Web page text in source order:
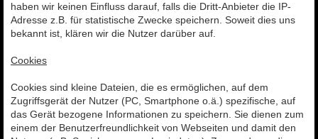
haben wir keinen Einfluss darauf, falls die Dritt-Anbieter die IP-
Adresse z.B. für statistische Zwecke speichern. Soweit dies uns
bekannt ist, klären wir die Nutzer darüber auf.
Cookies
Cookies sind kleine Dateien, die es ermöglichen, auf dem
Zugriffsgerät der Nutzer (PC, Smartphone o.ä.) spezifische, auf
das Gerät bezogene Informationen zu speichern. Sie dienen zum
einem der Benutzerfreundlichkeit von Webseiten und damit den